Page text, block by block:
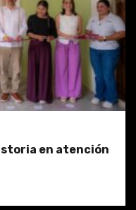
en atención